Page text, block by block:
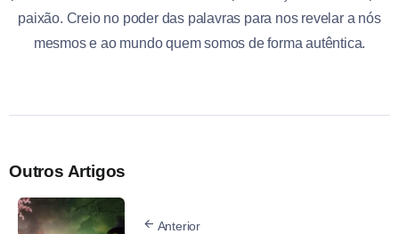
paixão. Creio no poder das palavras para nos revelar a nós
mesmos e ao mundo quem somos de forma autêntica.
Outros Artigos
Anterior